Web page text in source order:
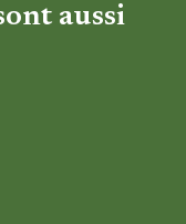
aussi